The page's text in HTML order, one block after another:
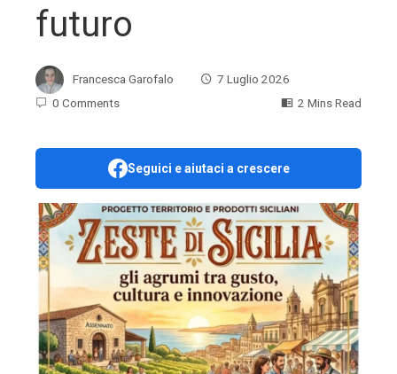
futuro
Francesca Garofalo
7 Luglio 2026
0 Comments
2 Mins Read
Seguici e aiutaci a crescere